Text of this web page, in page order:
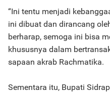
“Ini tentu menjadi
ini dibuat dan dirancang
berharap, semoga ini bisa
khususnya dalam
sapaan akrab Rachmatika.
Sementara itu, Bupati